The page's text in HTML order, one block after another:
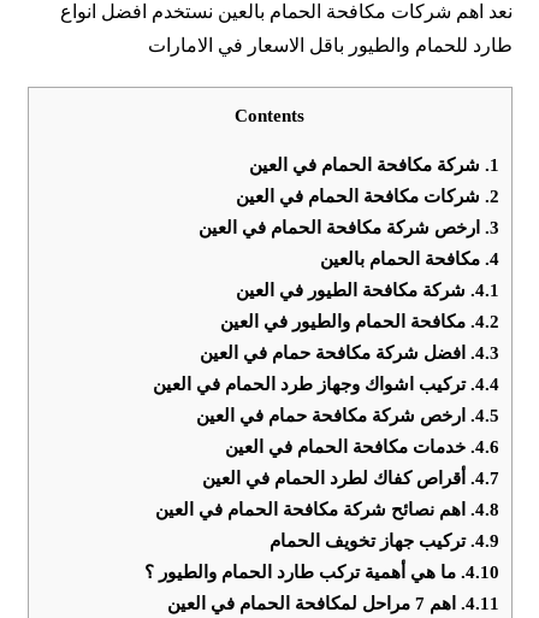
نعد اهم شركات مكافحة الحمام بالعين نستخدم افضل انواع
طارد للحمام والطيور باقل الاسعار في الامارات
Contents
1. شركة مكافحة الحمام في العين
2. شركات مكافحة الحمام في العين
3.
ارخص شركة مكافحة الحمام في العين
4. مكافحة الحمام بالعين
4.1. شركة مكافحة الطيور في العين
4.2. مكافحة الحمام والطيور في العين
4.3.
افضل شركة مكافحة حمام في العين
4.4. تركيب اشواك وجهاز طرد الحمام في العين
4.5.
ارخص شركة مكافحة حمام في العين
4.6. خدمات مكافحة الحمام في العين
4.7. أقراص كفاك لطرد الحمام في العين
4.8.
اهم نصائح شركة مكافحة الحمام في العين
4.9. تركيب جهاز تخويف الحمام
4.10. ما هي ‏أهمية تركب طارد الحمام والطيور ؟
4.11.
اهم 7 مراحل لمكافحة الحمام في العين